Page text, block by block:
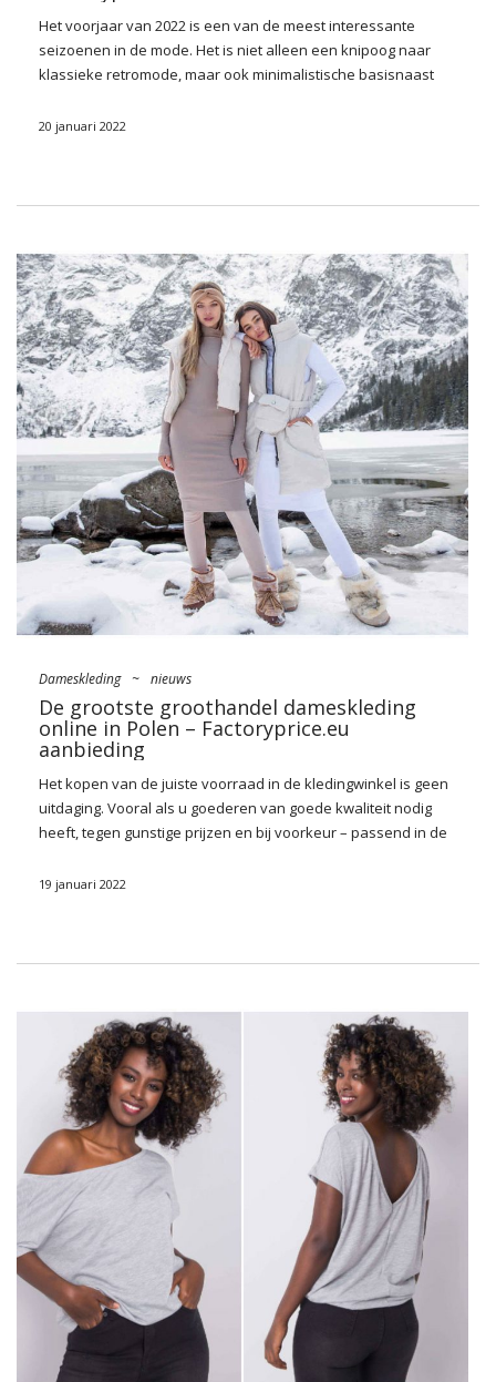
Het voorjaar van 2022 is een van de meest interessante
seizoenen in de mode. Het is niet alleen een knipoog naar
klassieke retromode, maar ook minimalistische basisnaast
en ultra-gekleurde, opnieuw getekende accessoires. Het is
De nieuwste modetrends, dat wil
zeggen, bereid je boetiek voor op
het voorjaar van 2022
Na een winter vol gezellige, comfortabele kleding en casual
styling , keren we terug om met vorm en kleur te spelen.Bereid
je kledingboetiek voor in het voorjaarna retro fasony i kroje,
a także wzory rodem z lat 60./70, które będą ożywiały niemal
każde zestawienie, niezależnie od okazji. Jakie są “pewniaki”
tego …
20 januari 2022
Dameskleding ~ nieuws
De grootste groothandel dameskleding
online in Polen – Factoryprice.eu
aanbieding
Het kopen van de juiste voorraad in de kledingwinkel is geen
uitdaging. Vooral als u goederen van goede kwaliteit nodig
heeft, tegen gunstige prijzen en bij voorkeur – passend in de
kleding kopen?
De grootste groothandel
dameskleding – mode voor een
goede prijs
In een tijd waarin er een heleboel kledingmerken op de online
markt zijn, is het moeilijk om er een te vinden die het waard is
trouw te zijn. Daarom is een uitstekende oplossing om, als het
gaat om uitgebreide inkoop, gebruik te maken van de
diensten van online groothandels. Op welke kun je het …
19 januari 2022